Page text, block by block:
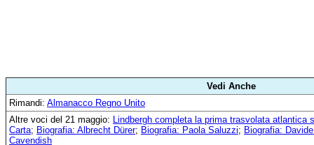
Vedi Anche
Rimandi: Almanacco Regno Unito
Altre voci del 21 maggio: Lindbergh completa la prima trasvolata atlantica
Carta; Biografia: Albrecht Dürer; Biografia: Paola Saluzzi; Biografia:
Cavendish